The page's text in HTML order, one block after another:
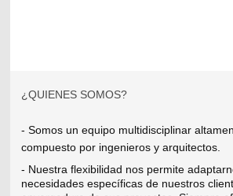
¿QUIENES SOMOS?
- Somos un equipo multidisciplinar
compuesto por ingenieros y arquitectos.
- Nuestra flexibilidad nos permite
necesidades específicas de nuestros